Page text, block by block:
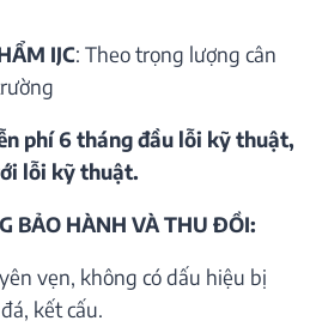
IJC: Theo trọng lượng cân
phí 6 tháng đầu lỗi kỹ thuật,
lỗi kỹ thuật.
BẢO HÀNH VÀ THU ĐỒI:
vẹn, không có dấu hiệu bị
kết cấu.